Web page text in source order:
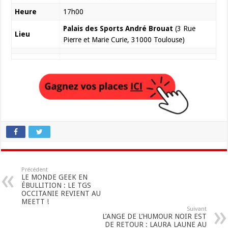
Heure 17h00
Lieu
Palais des Sports André Brouat (3 Rue
Pierre et Marie Curie, 31000 Toulouse)
Précédent
LE MONDE GEEK EN
ÉBULLITION : LE TGS
OCCITANIE REVIENT AU
MEETT !
Suivant
L’ANGE DE L’HUMOUR NOIR EST
DE RETOUR : LAURA LAUNE AU